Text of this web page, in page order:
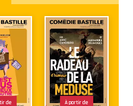
de À partir de